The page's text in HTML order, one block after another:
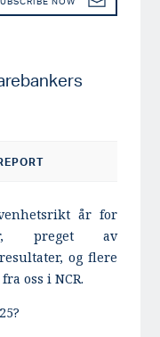
år for
preget av
og flere
oss i NCR.